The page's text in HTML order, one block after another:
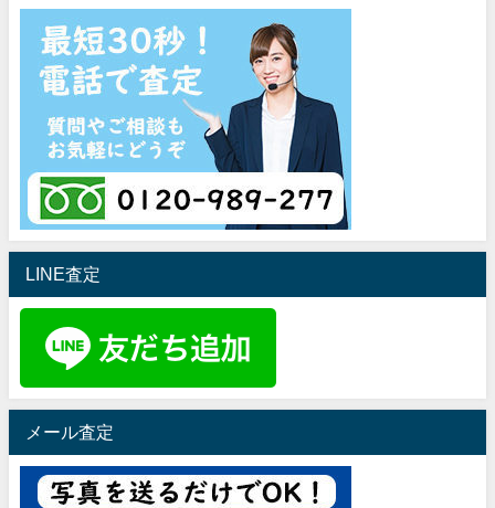
LINE査定
メール査定